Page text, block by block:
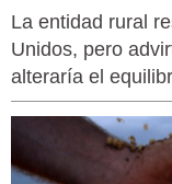
La entidad rural
Unidos, pero
alteraría el